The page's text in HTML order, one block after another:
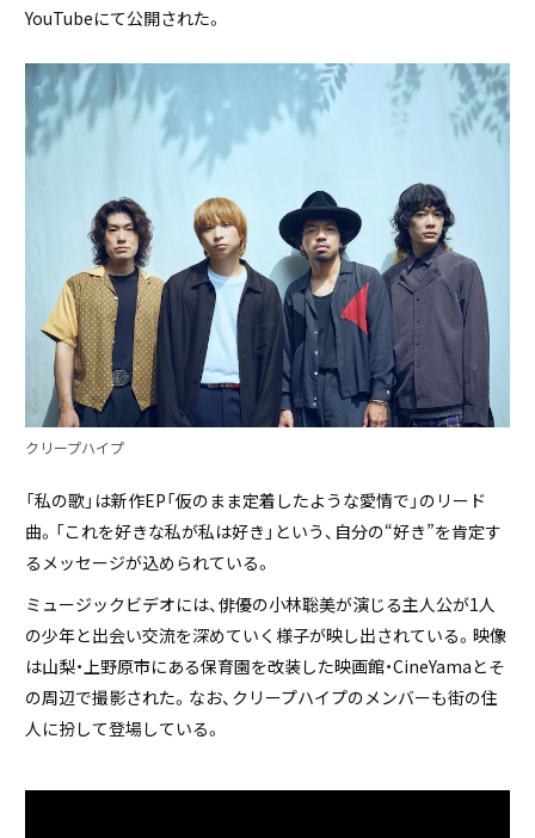
YouTubeにて公開された。
クリープハイプ
「私の歌」は新作EP「仮のまま定着したような愛情で」のリード
曲。「これを好きな私が私は好き」という、自分の“好き”を肯定す
るメッセージが込められている。
ミュージックビデオには、俳優の小林聡美が演じる主人公が1人
の少年と出会い交流を深めていく様子が映し出されている。映像
は山梨・上野原市にある保育園を改装した映画館・CineYamaとそ
の周辺で撮影された。なお、クリープハイプのメンバーも街の住
人に扮して登場している。